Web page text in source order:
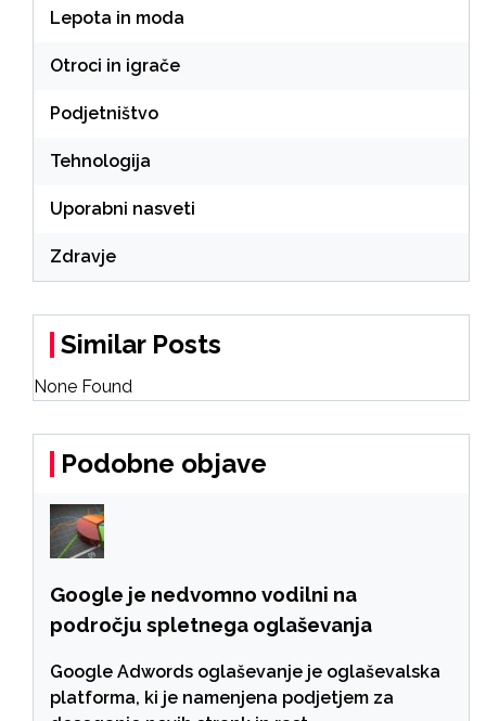
Lepota in moda
Otroci in igrače
Podjetništvo
Tehnologija
Uporabni nasveti
Zdravje
Similar Posts
None Found
Podobne objave
Google je nedvomno vodilni na
področju spletnega oglaševanja
Google Adwords oglaševanje je oglaševalska
platforma, ki je namenjena podjetjem za